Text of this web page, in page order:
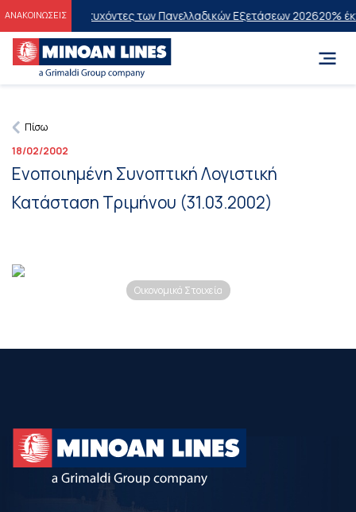
ΑΝΑΚΟΙΝΩΣΕΙΣ
στους Επιτυχόντες των Πανελλαδικών Εξετάσεων 202620%
Πίσω
18/02/2002
Ενοποιημένη Συνοπτική Λογιστική
Κατάσταση Τριμήνου (31.03.2002)
Οικονομικά Στοιχεία